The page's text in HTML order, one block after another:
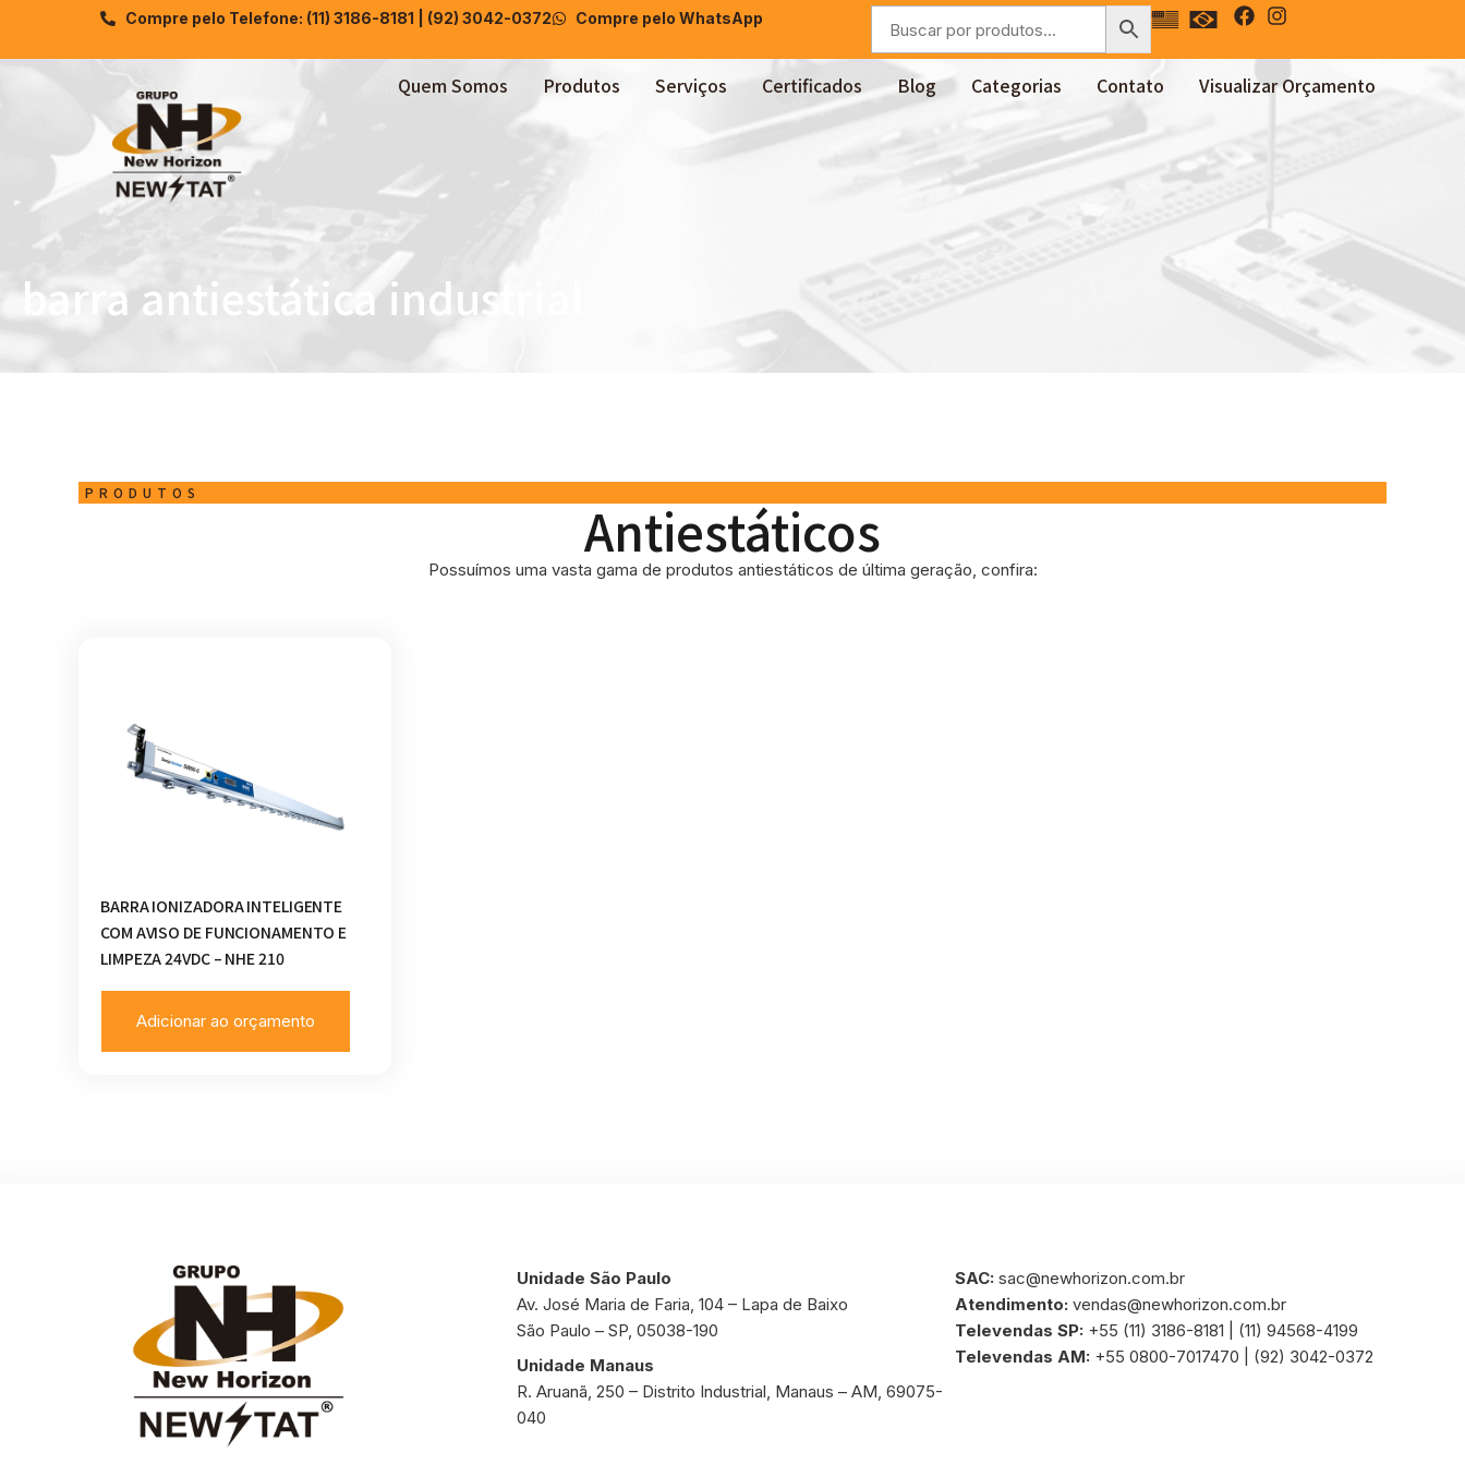
Compre pelo Telefone: (11) 3186-8181 | (92) 3042-0372 Compre pelo WhatsApp
Quem Somos Produtos Serviços Certificados Blog Categorias Contato Visualizar Orçamento
barra antiestática industrial
PRODUTOS
Antiestáticos
Possuímos uma vasta gama de produtos antiestáticos de última geração, confira:
BARRA IONIZADORA INTELIGENTE
COM AVISO DE FUNCIONAMENTO E
LIMPEZA 24VDC – NHE 210
Adicionar ao orçamento
Unidade São Paulo
Av. José Maria de Faria, 104 – Lapa de Baixo
São Paulo – SP, 05038-190
Unidade Manaus
R. Aruanã, 250 – Distrito Industrial, Manaus – AM, 69075-
040
SAC: sac@newhorizon.com.br
Atendimento: vendas@newhorizon.com.br
Televendas SP: +55 (11) 3186-8181 | (11) 94568-4199
Televendas AM: +55 0800-7017470 | (92) 3042-0372